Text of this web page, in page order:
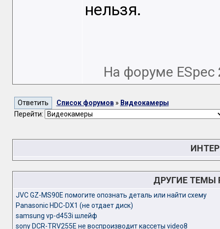
нельзя.
На форуме ESpec
Список форумов» Видеокамеры
Перейти:
ДРУГИЕ ТЕМЫ
JVC GZ-MS90E помогите опознать деталь или найти схему
Panasonic HDC-DX1 (не отдает диск)
samsung vp-d453i шлейф
sony DCR-TRV255E не воспроизводит кассеты video8